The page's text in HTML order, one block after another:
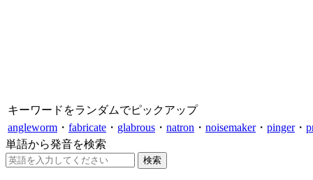
キーワードをランダムでピックアップ
angleworm ・ fabricate ・ glabrous ・ natron ・ noisemaker・ pinger・
単語から発音を検索